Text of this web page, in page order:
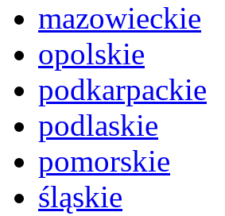
mazowieckie
opolskie
podkarpackie
podlaskie
pomorskie
śląskie